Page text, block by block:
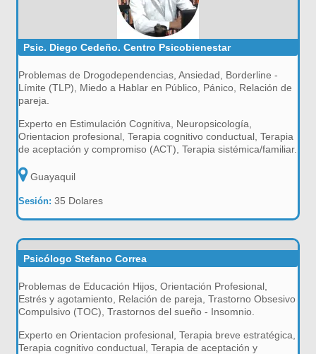
Psic. Diego Cedeño. Centro Psicobienestar
Problemas de Drogodependencias, Ansiedad, Borderline -
Límite (TLP), Miedo a Hablar en Público, Pánico, Relación de
pareja.
Experto en Estimulación Cognitiva, Neuropsicología,
Orientacion profesional, Terapia cognitivo conductual, Terapia
de aceptación y compromiso (ACT), Terapia sistémica/familiar.
Guayaquil
Sesión:35 Dolares
Psicólogo Stefano Correa
Problemas de Educación Hijos, Orientación Profesional,
Estrés y agotamiento, Relación de pareja, Trastorno Obsesivo
Compulsivo (TOC), Trastornos del sueño - Insomnio.
Experto en Orientacion profesional, Terapia breve estratégica,
Terapia cognitivo conductual, Terapia de aceptación y